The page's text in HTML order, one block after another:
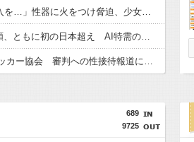
「14歳の少年に挿入を…」性器に火をつけ脅迫、少女達はモップで…657人が死亡した韓国“最悪の人権侵害”のおぞましすぎる実態
韓国と台湾の輸出額、ともに初の日本超え AI特需の恩恵で差 26年上期
【東スポ】 韓国サッカー協会 審判への性接待報道にＳＮＳ紛糾「徹底追及」「２００２年はどうなの？」
689
9725